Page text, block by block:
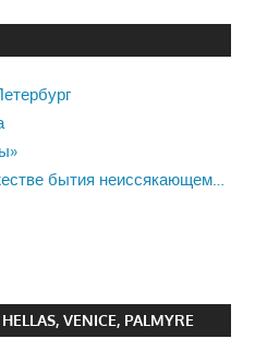
бытия неиссякающем…
VENICE, PALMYRE